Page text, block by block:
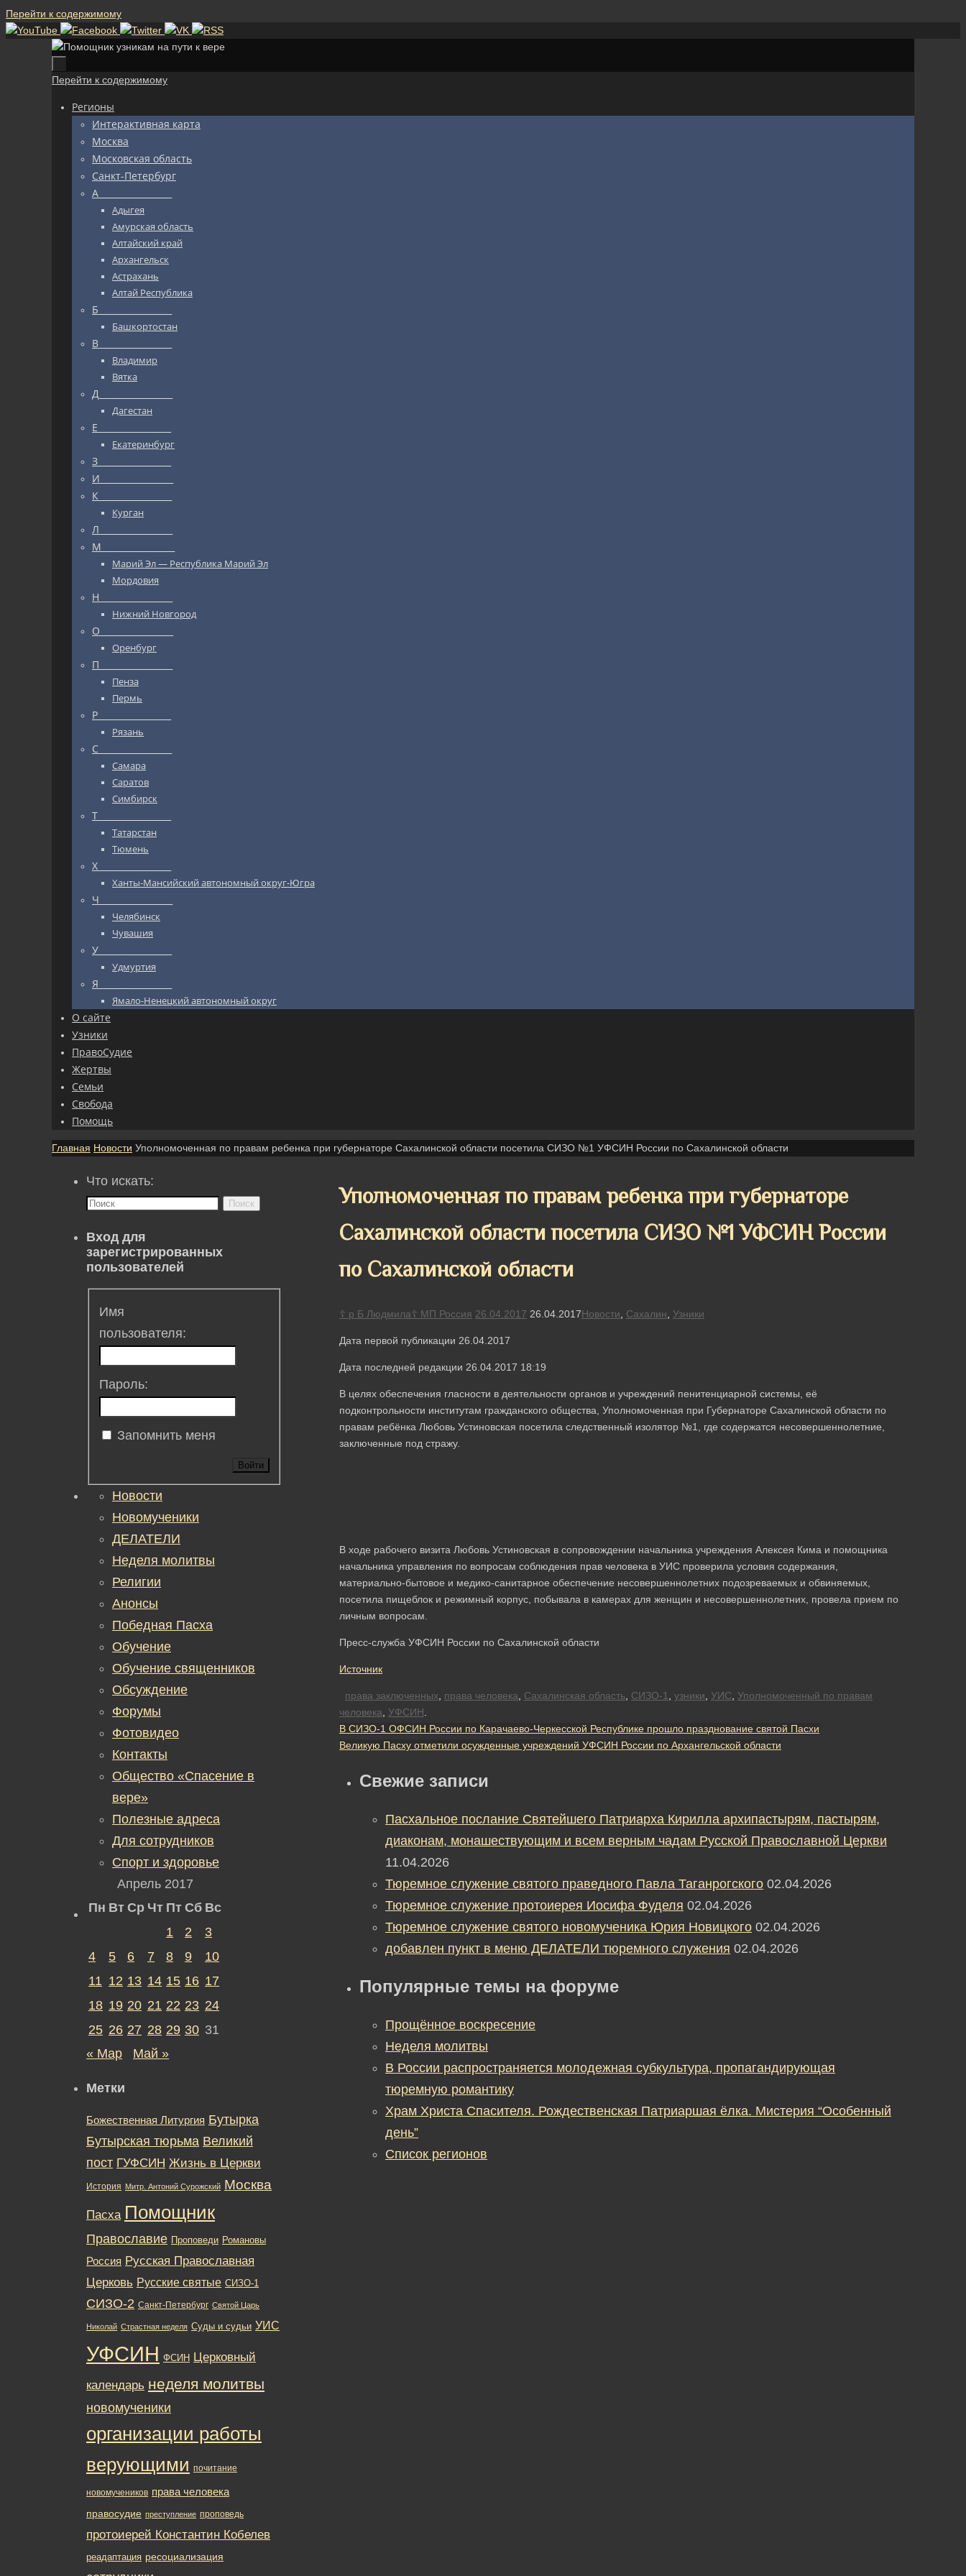
Перейти к содержимому
Перейти к содержимому
Регионы
Интерактивная карта
Москва
Московская область
Санкт-Петербург
А_________________
Адыгея
Амурская область
Алтайский край
Архангельск
Астрахань
Алтай Республика
Б_________________
Башкортостан
В_________________
Владимир
Вятка
Д_________________
Дагестан
Е_________________
Екатеринбург
З_________________
И_________________
К_________________
Курган
Л_________________
М_________________
Марий Эл — Республика Марий Эл
Мордовия
Н_________________
Нижний Новгород
О_________________
Оренбург
П_________________
Пенза
Пермь
Р_________________
Рязань
С_________________
Самара
Саратов
Симбирск
Т_________________
Татарстан
Тюмень
Х_________________
Ханты-Мансийский автономный округ-Югра
Ч_________________
Челябинск
Чувашия
У_________________
Удмуртия
Я_________________
Ямало-Ненецкий автономный округ
О сайте
Узники
ПравоСудие
Жертвы
Семьи
Свобода
Помощь
Главная Новости Уполномоченная по правам ребенка при губернаторе Сахалинской области посетила СИЗО №1 УФСИН России по Сахалинской области
Уполномоченная по правам ребенка при губернаторе
Сахалинской области посетила СИЗО №1 УФСИН России
по Сахалинской области
☦ р Б Людмила☦ МП Россия 26.04.2017 26.04.2017Новости Сахалин Узники
Дата первой публикации 26.04.2017
Дата последней редакции 26.04.2017 18:19
В целях обеспечения гласности в деятельности органов и учреждений пенитенциарной системы, её
подконтрольности институтам гражданского общества, Уполномоченная при Губернаторе Сахалинской области по
правам ребёнка Любовь Устиновская посетила следственный изолятор №1, где содержатся несовершеннолетние,
заключенные под стражу.
В ходе рабочего визита Любовь Устиновская в сопровождении начальника учреждения Алексея Кима и помощника
начальника управления по вопросам соблюдения прав человека в УИС проверила условия содержания,
материально-бытовое и медико-санитарное обеспечение несовершеннолетних подозреваемых и обвиняемых,
посетила пищеблок и режимный корпус, побывала в камерах для женщин и несовершеннолетних, провела прием по
личным вопросам.
Пресс-служба УФСИН России по Сахалинской области
Источник
права заключенных права человека Сахалинская область СИЗО-1 узники УИС
Уполномоченный по правам
человека
УФСИН
В СИЗО-1 ОФСИН России по Карачаево-Черкесской Республике прошло празднование святой Пасхи
Великую Пасху отметили осужденные учреждений УФСИН России по Архангельской области
Свежие записи
Пасхальное послание Святейшего Патриарха Кирилла архипастырям, пастырям,
диаконам, монашествующим и всем верным чадам Русской Православной Церкви
11.04.2026
Тюремное служение святого праведного Павла Таганрогского 02.04.2026
Тюремное служение протоиерея Иосифа Фуделя 02.04.2026
Тюремное служение святого новомученика Юрия Новицкого 02.04.2026
добавлен пункт в меню ДЕЛАТЕЛИ тюремного служения 02.04.2026
Популярные темы на форуме
Прощённое воскресение
Неделя молитвы
В России распространяется молодежная субкультура, пропагандирующая
тюремную романтику
Храм Христа Спасителя. Рождественская Патриаршая ёлка. Мистерия “Особенный
день”
Список регионов
Что искать:
Поиск
Вход для
зарегистрированных
пользователей
Имя
пользователя:
Пароль:
Запомнить меня
Войти
Новости
Новомученики
ДЕЛАТЕЛИ
Неделя молитвы
Религии
Анонсы
Победная Пасха
Обучение
Обучение священников
Обсуждение
Форумы
Фотовидео
Контакты
Общество «Спасение в
вере»
Полезные адреса
Для сотрудников
Спорт и здоровье
Апрель 2017
Пн Вт Ср Чт Пт Сб Вс
1
2
3
4
5 6 7 8 9
10
11 12 13 14 15 16 17
18 19 20 21 22 23 24
25 26 27 28 29 30 31
« Мар
Май »
Метки
Божественная Литургия Бутырка
Бутырская тюрьма Великий
пост ГУФСИН Жизнь в Церкви
История Митр. Антоний Сурожский Москва
Пасха Помощник
Православие Проповеди Романовы
Россия Русская Православная
Церковь Русские святые СИЗО-1
СИЗО-2 Санкт-Петербург Святой Царь
Николай Страстная неделя Суды и судьи УИС
УФСИН ФСИН Церковный
календарь неделя молитвы
новомученики
организации работы
верующими почитание
новомучеников права человека
правосудие преступление проповедь
протоиерей Константин Кобелев
реадаптация ресоциализация